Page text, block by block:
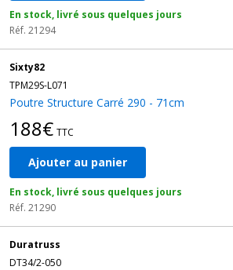
En stock, livré sous quelques jours
Réf. 21294
Sixty82
TPM29S-L071
Poutre Structure Carré 290 - 71cm
188€ TTC
Ajouter au panier
En stock, livré sous quelques jours
Réf. 21290
Duratruss
DT34/2-050